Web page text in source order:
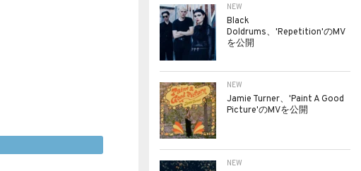
NEW
Black
Doldrums、'Repetition'のMV
を公開
NEW
Jamie Turner、'Paint A Good
Picture'のMVを公開
NEW